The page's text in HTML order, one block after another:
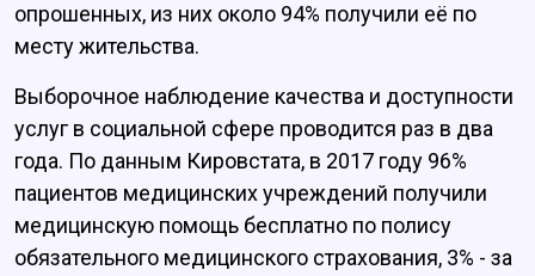
опрошенных, из них около 94% получили её по
месту жительства.
Выборочное наблюдение качества и доступности
услуг в социальной сфере проводится раз в два
года. По данным Кировстата, в 2017 году 96%
пациентов медицинских учреждений получили
медицинскую помощь бесплатно по полису
обязательного медицинского страхования, 3% - за